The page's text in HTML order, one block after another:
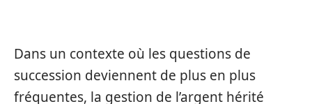
Dans un contexte où les questions de
succession deviennent de plus en plus
fréquentes, la gestion de l’argent hérité